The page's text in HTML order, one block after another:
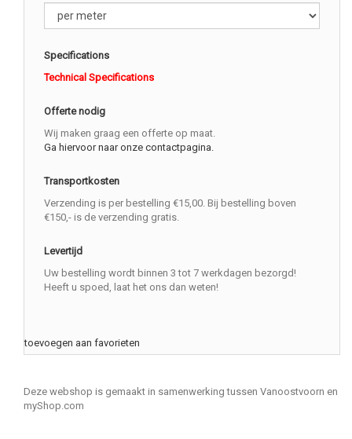
Specifications
Technical Specifications
Offerte nodig
Wij maken graag een offerte op maat.
Ga hiervoor naar onze contactpagina.
Transportkosten
Verzending is per bestelling €15,00. Bij bestelling boven
€150,- is de verzending gratis.
Levertijd
Uw bestelling wordt binnen 3 tot 7 werkdagen bezorgd!
Heeft u spoed, laat het ons dan weten!
toevoegen aan favorieten
Deze webshop is gemaakt in samenwerking tussen Vanoostvoorn en
myShop.com